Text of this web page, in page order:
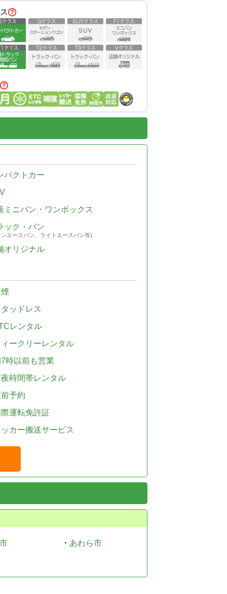
パクトカー
ミニバン・ワンボックス
ック・バン
エースバン、ライトエースバン等)
オリジナル
ッドレス
レンタル
ークリーレンタル
時以前も営業
時間帯レンタル
予約
運転免許証
カー搬送サービス
・ あわら市